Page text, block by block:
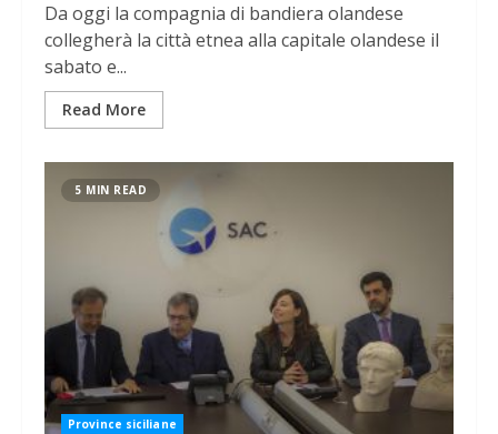
Da oggi la compagnia di bandiera olandese
collegherà la città etnea alla capitale olandese il
sabato e...
Read More
5 MIN READ
Province siciliane